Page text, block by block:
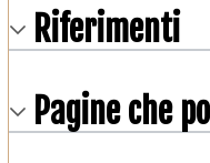
Riferimenti
Pagine che